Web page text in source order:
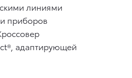
линиями
приборов
адаптирующей